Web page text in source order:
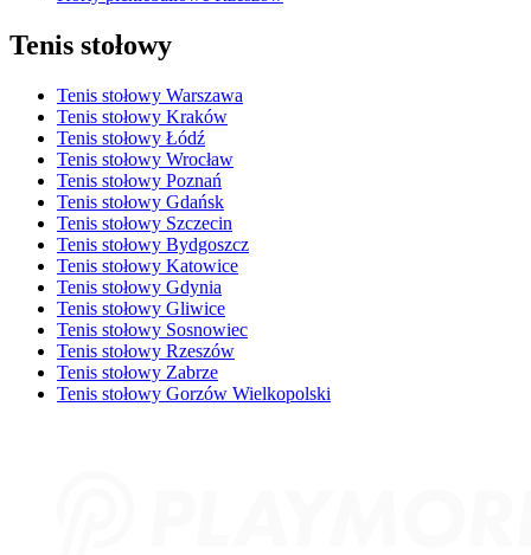
Tenis stołowy
Tenis stołowy Warszawa
Tenis stołowy Kraków
Tenis stołowy Łódź
Tenis stołowy Wrocław
Tenis stołowy Poznań
Tenis stołowy Gdańsk
Tenis stołowy Szczecin
Tenis stołowy Bydgoszcz
Tenis stołowy Katowice
Tenis stołowy Gdynia
Tenis stołowy Gliwice
Tenis stołowy Sosnowiec
Tenis stołowy Rzeszów
Tenis stołowy Zabrze
Tenis stołowy Gorzów Wielkopolski